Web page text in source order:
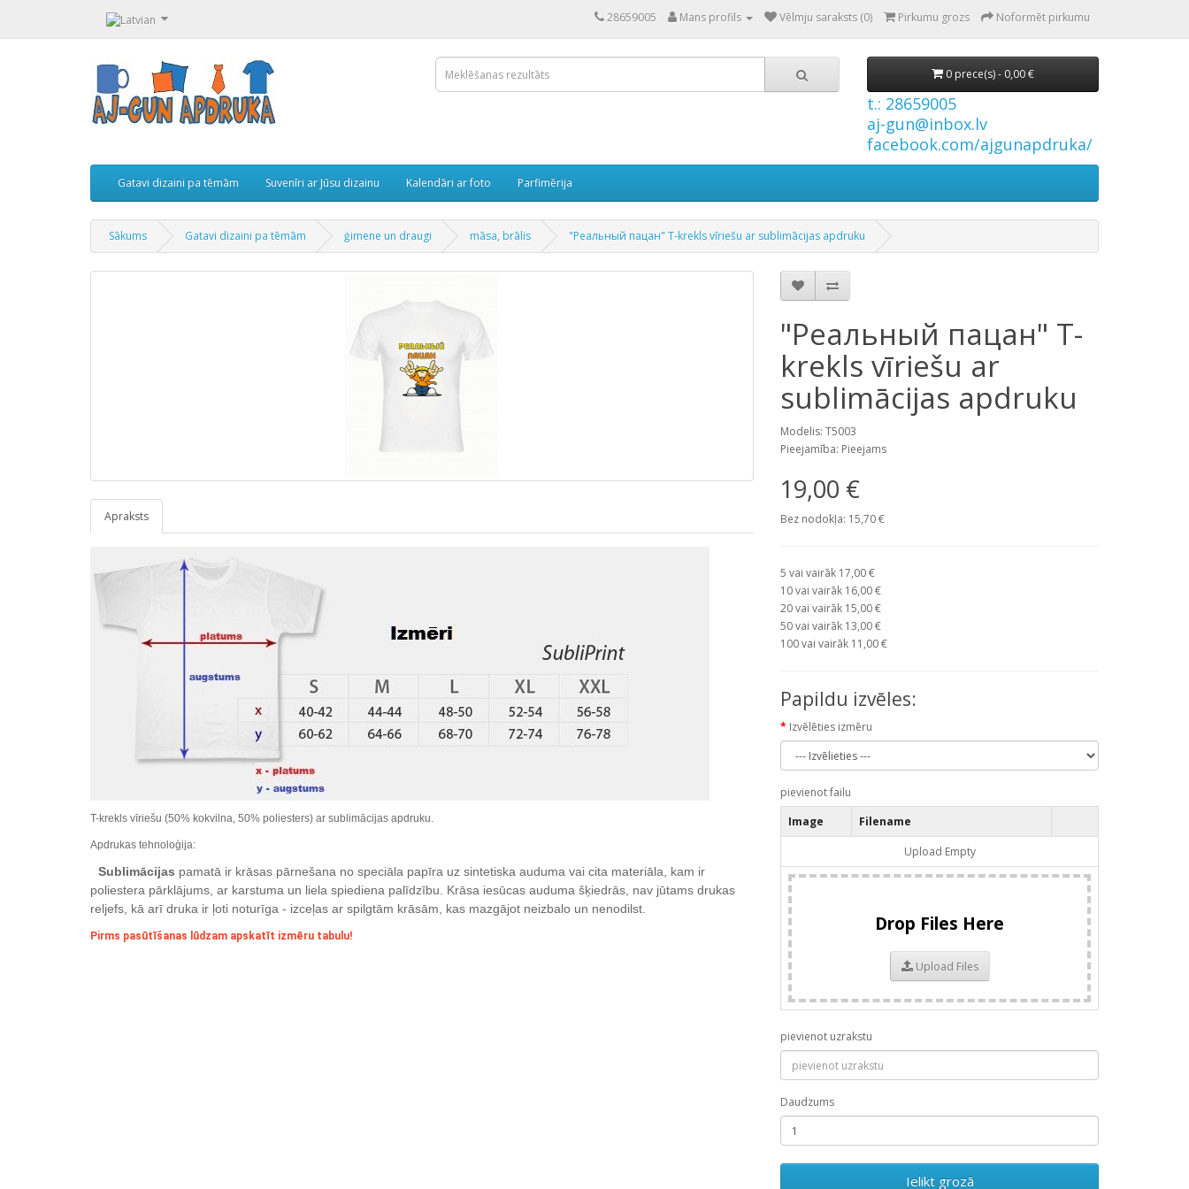
28659005 Mans profils Vēlmju saraksts (0) Pirkumu grozs Noformēt pirkumu
0 prece(s) - 0,00 €
t.: 28659005
aj-gun@inbox.lv
facebook.com/ajgunapdruka/
Gatavi dizaini pa tēmām Suvenīri ar Jūsu dizainu Kalendāri ar foto Parfimērija
Sākums Gatavi dizaini pa tēmām ģimene un draugi māsa, brālis "Реальный пацан" T-krekls vīriešu ar sublimācijas apdruku
Apraksts
T-krekls vīriešu (50% kokvilna, 50% poliesters) ar sublimācijas apdruku.
Apdrukas tehnoloģija:
Sublimācijas pamatā ir krāsas pārnešana no speciāla papīra uz sintetiska auduma vai cita materiāla, kam ir
poliestera pārklājums, ar karstuma un liela spiediena palīdzību. Krāsa iesūcas auduma šķiedrās, nav jūtams drukas
reljefs, kā arī druka ir ļoti noturīga - izceļas ar spilgtām krāsām, kas mazgājot neizbalo un nenodilst.
Pirms pasūtīšanas lūdzam apskatīt izmēru tabulu!
"Реальный пацан" T-
krekls vīriešu ar
sublimācijas apdruku
Modelis: T5003
Pieejamība: Pieejams
19,00 €
Bez nodokļa: 15,70 €
5 vai vairāk 17,00 €
10 vai vairāk 16,00 €
20 vai vairāk 15,00 €
50 vai vairāk 13,00 €
100 vai vairāk 11,00 €
Papildu izvēles:
Izvēlēties izmēru
pievienot failu
Image
Filename
Upload Empty
Drop Files Here
Upload Files
pievienot uzrakstu
Daudzums
Ielikt grozā